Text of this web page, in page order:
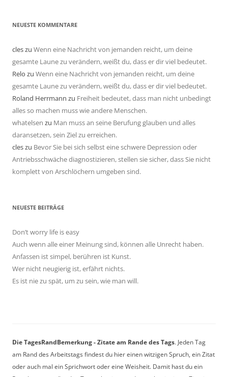
NEUESTE KOMMENTARE
cleszu Wenn eine Nachricht von jemanden reicht, um deine
gesamte Laune zu verändern, weißt du, dass er dir viel bedeutet.
Relo zu Wenn eine Nachricht von jemanden reicht, um deine
gesamte Laune zu verändern, weißt du, dass er dir viel bedeutet.
Roland Herrmann zu Freiheit bedeutet, dass man nicht unbedingt
alles so machen muss wie andere Menschen.
whatelsen zu Man muss an seine Berufung glauben und alles
daransetzen, sein Ziel zu erreichen.
cleszu Bevor Sie bei sich selbst eine schwere Depression oder
Antriebsschwäche diagnostizieren, stellen sie sicher, dass Sie nicht
komplett von Arschlöchern umgeben sind.
NEUESTE BEITRÄGE
Don’t worry life is easy
Auch wenn alle einer Meinung sind, können alle Unrecht haben.
Anfassen ist simpel, berühren ist Kunst.
Wer nicht neugierig ist, erfährt nichts.
Es ist nie zu spät, um zu sein, wie man will.
Die TagesRandBemerkung - Zitate am Rande des Tags. Jeden Tag
am Rand des Arbeitstags findest du hier einen witzigen Spruch, ein Zitat
oder auch mal ein Sprichwort oder eine Weisheit. Damit hast du ein